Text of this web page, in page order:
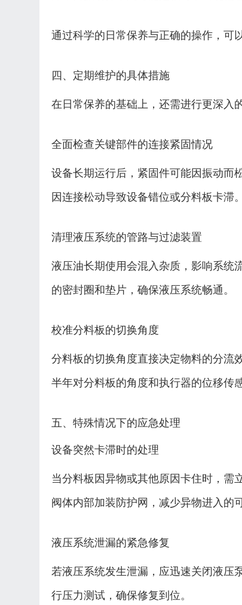
通过科学的日常保养与正确的操作，可
四、定期维护的具体措施
在日常保养的基础上，还需进行更深入
全面检查关键部件的连接紧固情况
设备长期运行后，紧固件可能因振动而
因连接松动导致设备错位或分料板卡滞。
清理液压系统的管路与过滤装置
液压油长期使用会混入杂质，影响系统
的密封圈和垫片，确保液压系统畅通。
校准分料板的切换角度
分料板的切换角度直接决定物料的分流
半年对分料板的角度和执行器的位移传
五、特殊情况下的应急处理
设备突然卡滞时的处理
当分料板因异物或其他原因卡住时，需
阀体内部加装防护网，减少异物进入的
液压系统泄漏的紧急修复
若液压系统发生泄漏，应迅速关闭液压
行压力测试，确保修复到位。